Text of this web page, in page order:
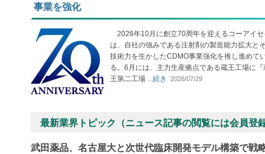
事業を強化
2026年10月に創立70周年を迎えるコーアイセ
は、自社の強みである注射剤の製造能力拡大と
技術力を生かしたCDMO事業強化を推し進めて
る。6月には、主力生産拠点である蔵王工場に『
王第二工場 ...続き 2026/07/29
最新業界トピック（ニュース記事の閲覧には会員登
武田薬品、名古屋大と次世代臨床開発モデル構築で